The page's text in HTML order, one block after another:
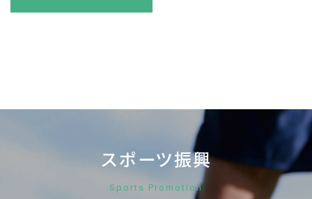
スポーツ振興
Sports Promotion